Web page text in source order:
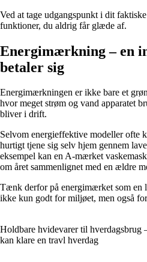
Ved at tage udgangspunkt i dit
funktioner, du aldrig får glæde af.
Energimærkning – en
betaler sig
Energimærkningen er ikke bare et
hvor meget strøm og vand apparatet
bliver i drift.
Selvom energieffektive modeller ofte
hurtigt tjene sig selv hjem gennem
eksempel kan en A-mærket
om året sammenlignet med en ældre
Tænk derfor på energimærket som en
ikke kun godt for miljøet, men også
Holdbare hvidevarer til hverdagsbrug
kan klare en travl hverdag